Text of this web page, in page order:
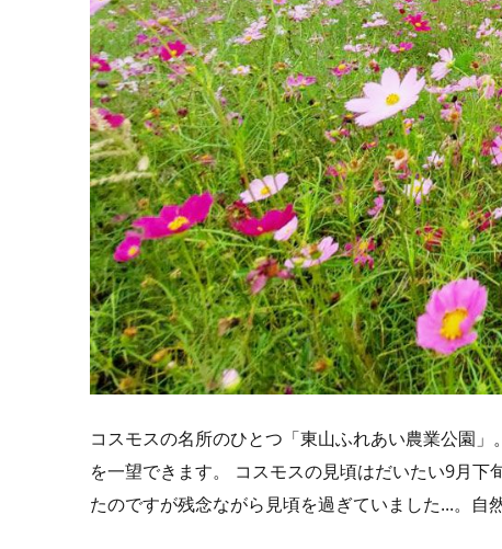
コスモスの名所のひとつ「東山ふれあい農業公園
を一望できます。 コスモスの見頃はだいたい9月
たのですが残念ながら見頃を過ぎていました...。自